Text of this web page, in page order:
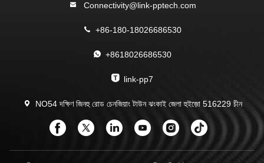
Connectivity@link-pptech.com
+86-180-18026686530
+8618026686530
link-pp7
NO54 দক্ষিণ জিনহু রোড চেনজিয়াং টাউন ঝংকাই জেলা হুইজ়ো 516229 চীন